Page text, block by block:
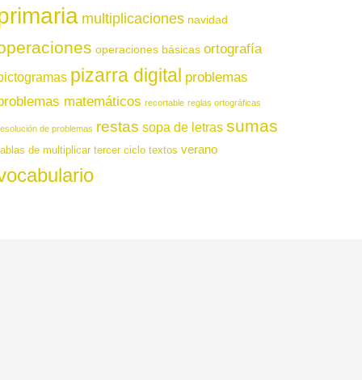
multiplicaciones navidad
operaciones básicas ortografía
pizarra digital problemas
matemáticos recortable reglas ortográficas
de problemas restas sopa de letras sumas
de multiplicar tercer ciclo textos verano